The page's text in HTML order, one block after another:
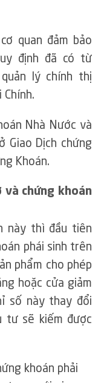
quan đảm bảo
định đã có từ
lý chính thị
Nhà Nước và
Giao Dịch chứng
Khoán.
và chứng khoán
này thì đầu tiên
phái sinh trên
phẩm cho phép
hoặc cửa giảm
số này thay đổi
tư sẽ kiếm được
khoán phải